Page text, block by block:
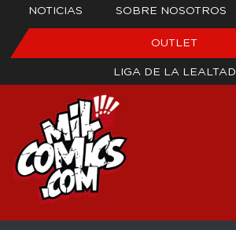
NOTICIAS SOBRE NOSOTROS
OUTLET
LIGA DE LA LEALTAD